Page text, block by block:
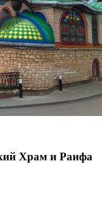
Храм и Раифа